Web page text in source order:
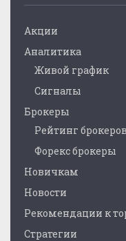
Акции
Аналитика
Живой график
Сигналы
Брокеры
Рейтинг брокеров
Форекс брокеры
Новичкам
Новости
Рекомендации к
Стратегии